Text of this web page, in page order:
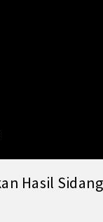
Hasil